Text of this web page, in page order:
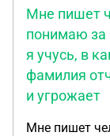
Мне пишет
понимаю за
я учусь, в
фамилия
и угрожает
Мне пишет